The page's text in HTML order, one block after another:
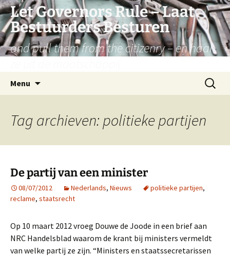
Let Governors Rule – Laat
Bestuurders Besturen
and pull them from the citizenry – en haal
Menu
inhoud
Zoeken
naar:
Tag archieven: politieke partijen
De partij van een minister
08/07/2012 Nederlands, Nieuws politieke partijen,
reclame, staatsrecht
Op 10 maart 2012 vroeg Douwe de Joode in een brief aan
NRC Handelsblad waarom de krant bij ministers vermeldt
van welke partij ze zijn. “Ministers en staatssecretarissen